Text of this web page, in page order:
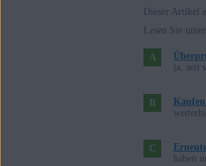
32-/
Apple
Dieser Artikel
Lesen Sie
ja, seit
haben